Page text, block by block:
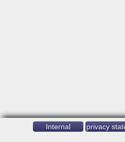
Internal privacy